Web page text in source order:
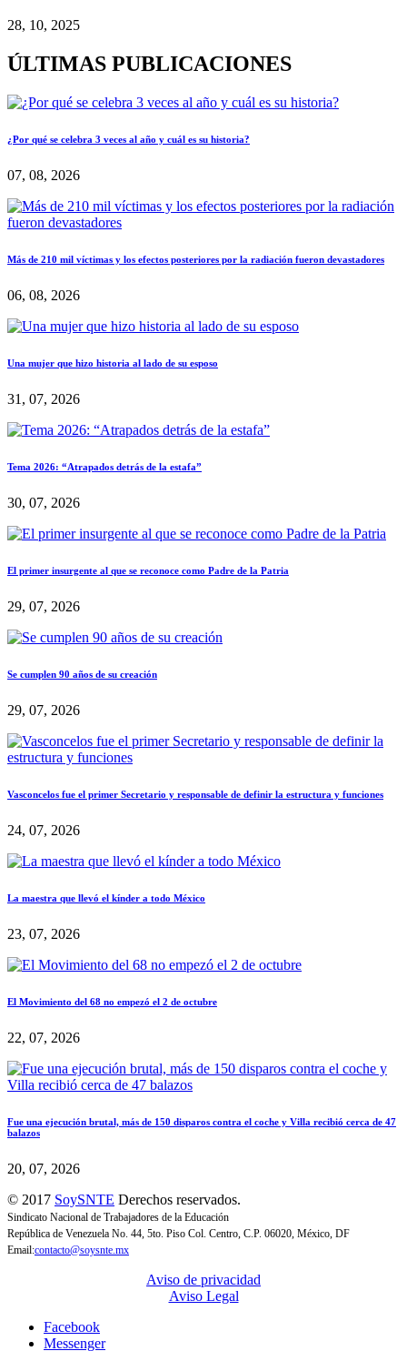
28, 10, 2025
ÚLTIMAS PUBLICACIONES
¿Por qué se celebra 3 veces al año y cuál es su historia?
07, 08, 2026
Más de 210 mil víctimas y los efectos posteriores por la radiación fueron devastadores
06, 08, 2026
Una mujer que hizo historia al lado de su esposo
31, 07, 2026
Tema 2026: “Atrapados detrás de la estafa”
30, 07, 2026
El primer insurgente al que se reconoce como Padre de la Patria
29, 07, 2026
Se cumplen 90 años de su creación
29, 07, 2026
Vasconcelos fue el primer Secretario y responsable de definir la estructura y funciones
24, 07, 2026
La maestra que llevó el kínder a todo México
23, 07, 2026
El Movimiento del 68 no empezó el 2 de octubre
22, 07, 2026
Fue una ejecución brutal, más de 150 disparos contra el coche y Villa recibió cerca de 47
balazos
20, 07, 2026
© 2017 SoySNTE Derechos reservados.
Sindicato Nacional de Trabajadores de la Educación
República de Venezuela No. 44, 5to. Piso Col. Centro, C.P. 06020, México, DF
Email:contacto@soysnte.mx
Aviso de privacidad
Aviso Legal
Facebook
Messenger